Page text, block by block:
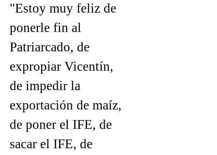
"Estoy muy feliz de
ponerle fin al
Patriarcado, de
expropiar Vicentín,
de impedir la
exportación de maíz,
de poner el IFE, de
sacar el IFE, de